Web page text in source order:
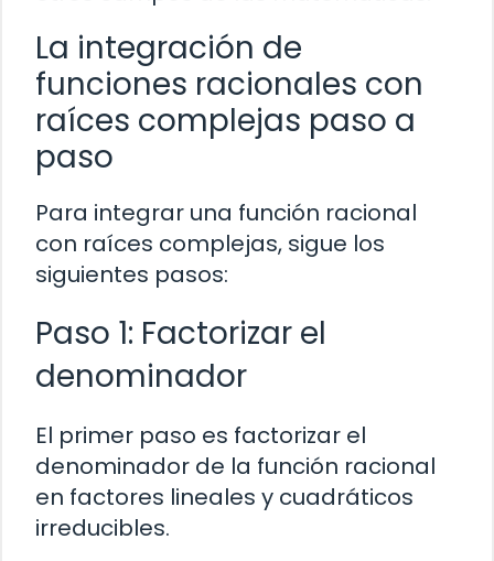
La integración de
funciones racionales con
raíces complejas paso a
paso
Para integrar una función racional
con raíces complejas, sigue los
siguientes pasos:
Paso 1: Factorizar el
denominador
El primer paso es factorizar el
denominador de la función racional
en factores lineales y cuadráticos
irreducibles.